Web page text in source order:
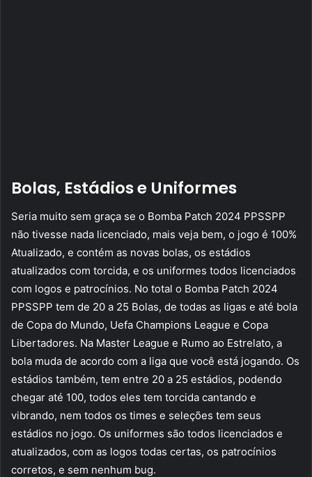
Bolas, Estádios e Uniformes
Seria muito sem graça se o Bomba Patch 2024 PPSSPP
não tivesse nada licenciado, mais veja bem, o jogo é 100%
Atualizado, e contém as novas bolas, os estádios
atualizados com torcida, e os uniformes todos licenciados
com logos e patrocínios. No total o Bomba Patch 2024
PPSSPP tem de 20 a 25 Bolas, de todas as ligas e até bola
de Copa do Mundo, Uefa Champions League e Copa
Libertadores. Na Master League e Rumo ao Estrelato, a
bola muda de acordo com a liga que você está jogando. Os
estádios também, tem entre 20 a 25 estádios, podendo
chegar até 100, todos eles tem torcida cantando e
vibrando, nem todos os times e seleções tem seus
estádios no jogo. Os uniformes são todos licenciados e
atualizados, com as logos todas certas, os patrocínios
corretos, e sem nenhum bug.